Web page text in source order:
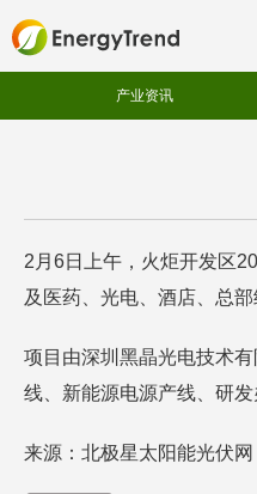
产业资讯
2月6日上午，火炬开发区
及医药、光电、酒店、总
项目由深圳黑晶光电技术
线、新能源电源产线、研
来源：北极星太阳能光伏网